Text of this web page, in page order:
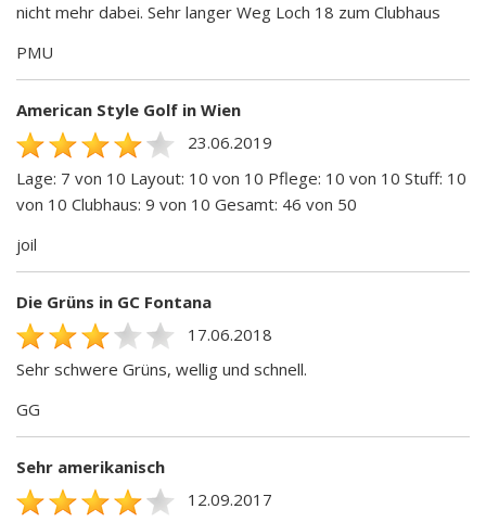
nicht mehr dabei. Sehr langer Weg Loch 18 zum Clubhaus
PMU
American Style Golf in Wien
23.06.2019
Lage: 7 von 10 Layout: 10 von 10 Pflege: 10 von 10 Stuff: 10
von 10 Clubhaus: 9 von 10 Gesamt: 46 von 50
joil
Die Grüns in GC Fontana
17.06.2018
Sehr schwere Grüns, wellig und schnell.
GG
Sehr amerikanisch
12.09.2017